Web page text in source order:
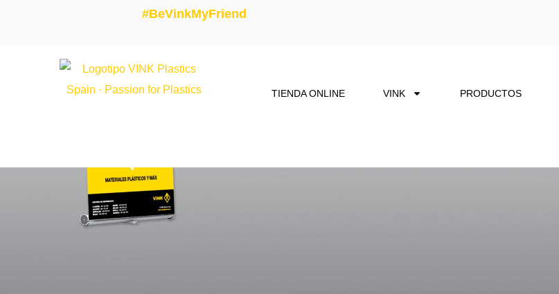
#BeVinkMyFriend
TIENDA ONLINE VINK PRODUCTOS